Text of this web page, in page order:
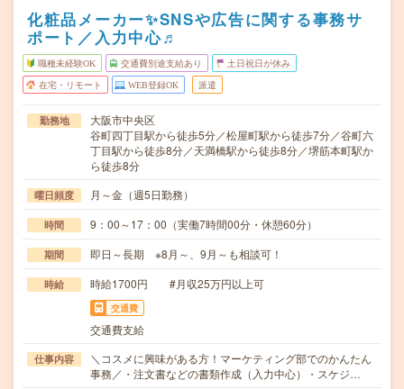
化粧品メーカー✨SNSや広告に関する事務サ
ポート／入力中心♬
職種未経験OK 交通費別途支給あり 土日祝日が休み
在宅・リモート WEB登録OK 派遣
勤務地
大阪市中央区
谷町四丁目駅から徒歩5分／松屋町駅から徒歩7分／谷町六
丁目駅から徒歩8分／天満橋駅から徒歩8分／堺筋本町駅か
ら徒歩8分
曜日頻度 月～金（週5日勤務）
時間 9：00～17：00（実働7時間00分・休憩60分）
期間 即日～長期 ※8月～、9月～も相談可！
時給 時給1700円 #月収25万円以上可
交通費
交通費支給
仕事内容
＼コスメに興味がある方！マーケティング部でのかんたん
事務／・注文書などの書類作成（入力中心）・スケジ…